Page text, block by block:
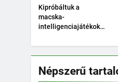
Kipróbáltuk a
macska-
intelligenciajátékokat
mint hittük?
Népszerű